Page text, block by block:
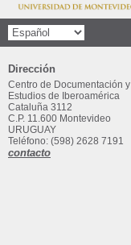
Dirección
Centro de Documentación y
Estudios de Iberoamérica
Cataluña 3112
C.P. 11.600 Montevideo
URUGUAY
Teléfono: (598) 2628 7191
contacto